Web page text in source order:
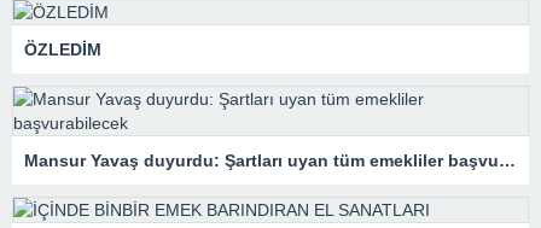
ÖZLEDİM
Mansur Yavaş duyurdu: Şartları uyan tüm emekliler başvurabilecek